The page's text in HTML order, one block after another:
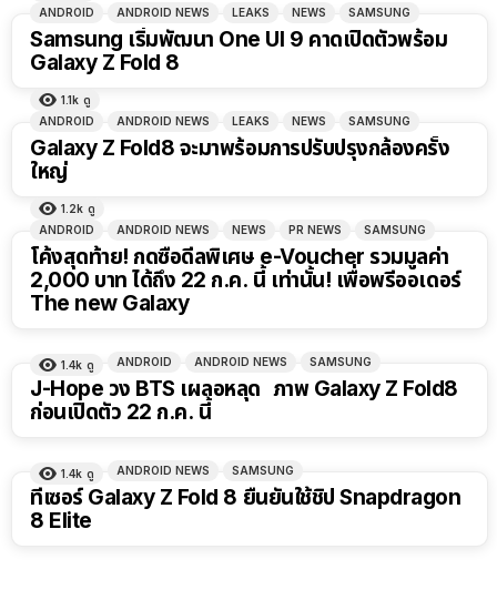
ANDROID
ANDROID NEWS LEAKS NEWS SAMSUNG
Samsung เริ่มพัฒนา One UI 9 คาดเปิดตัวพร้อม
Galaxy Z Fold 8
1.1k ดู
ANDROID
ANDROID NEWS LEAKS NEWS SAMSUNG
Galaxy Z Fold8 จะมาพร้อมการปรับปรุงกล้องครั้ง
ใหญ่
1.2k ดู
ANDROID
ANDROID NEWS NEWS PR NEWS SAMSUNG
โค้งสุดท้าย! กดซื้อดีลพิเศษ e-Voucher รวมมูลค่า
2,000 บาท ได้ถึง 22 ก.ค. นี้ เท่านั้น! เพื่อพรีออเดอร์
The new Galaxy
1.4k ดู ANDROID ANDROID NEWS SAMSUNG
J-Hope วง BTS เผลอหลุด ภาพ Galaxy Z Fold8
ก่อนเปิดตัว 22 ก.ค. นี้
1.4k ดู ANDROID NEWS SAMSUNG
ทีเซอร์ Galaxy Z Fold 8 ยืนยันใช้ชิป Snapdragon
8 Elite